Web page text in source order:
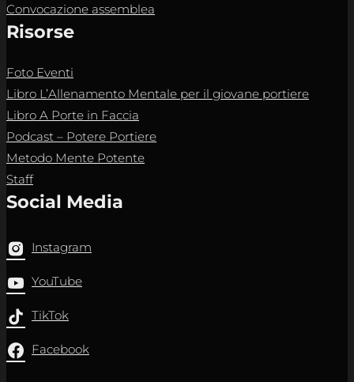
Convocazione assemblea
Risorse
Foto Eventi
Libro L’Allenamento Mentale per il giovane portiere
Libro A Porte in Faccia
Podcast – Potere Portiere
Metodo Mente Potente
Staff
Social Media
Instagram
YouTube
TikTok
Facebook